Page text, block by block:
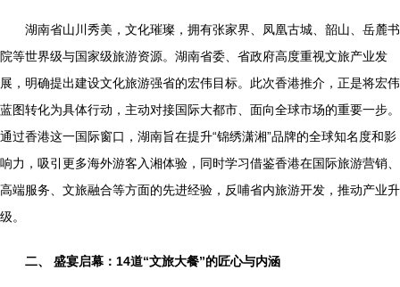
湖南省山川秀美，文化璀璨，拥有张家界、凤凰古城、韶山、岳麓书
院等世界级与国家级旅游资源。湖南省委、省政府高度重视文旅产业发
展，明确提出建设文化旅游强省的宏伟目标。此次香港推介，正是将宏伟
蓝图转化为具体行动，主动对接国际大都市、面向全球市场的重要一步。
通过香港这一国际窗口，湖南旨在提升“锦绣潇湘”品牌的全球知名度和影
响力，吸引更多海外游客入湘体验，同时学习借鉴香港在国际旅游营销、
高端服务、文旅融合等方面的先进经验，反哺省内旅游开发，推动产业升
级。
二、 盛宴启幕：14道“文旅大餐”的匠心与内涵